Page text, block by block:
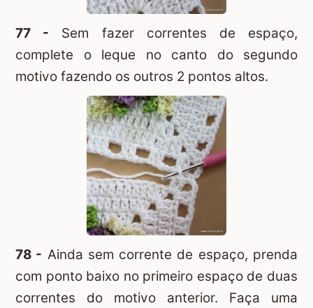
77 - Sem fazer correntes de espaço,
complete o leque no canto do segundo
motivo fazendo os outros 2 pontos altos.
78 - Ainda sem corrente de espaço, prenda
com ponto baixo no primeiro espaço de duas
correntes do motivo anterior. Faça uma